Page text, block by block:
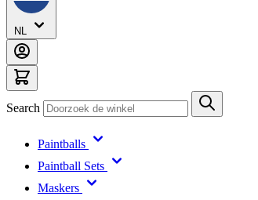
NL
Search
Paintballs
Paintball Sets
Maskers